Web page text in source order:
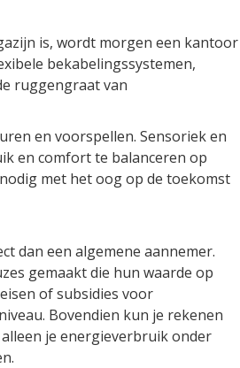
is, wordt morgen een kantoor
bekabelingssystemen,
ruggengraat van
en voorspellen. Sensoriek en
en comfort te balanceren op
met het oog op de toekomst
dan een algemene aannemer.
gemaakt die hun waarde op
of subsidies voor
Bovendien kun je rekenen
je energieverbruik onder